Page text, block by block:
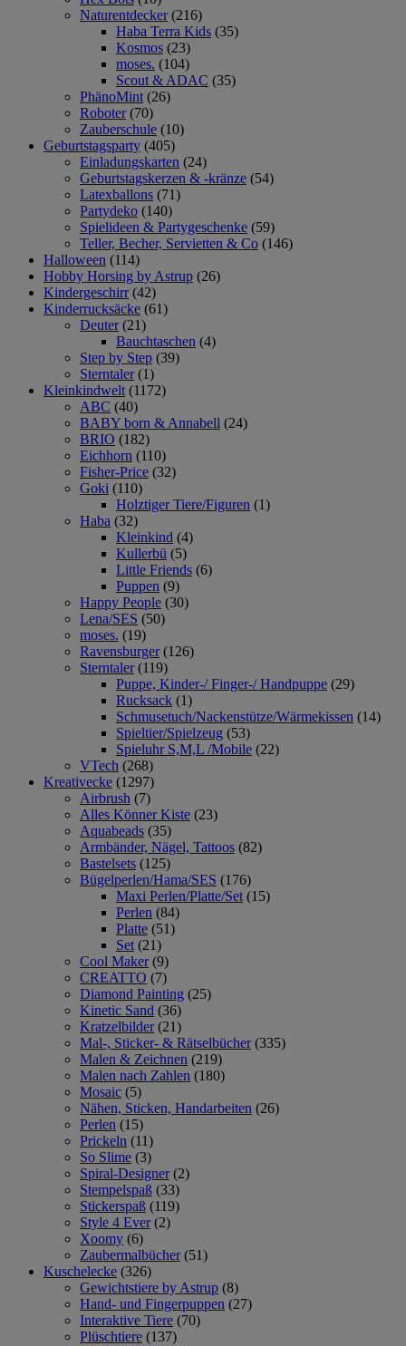
Naturentdecker (216)
Haba Terra Kids (35)
Kosmos (23)
moses. (104)
Scout & ADAC (35)
PhänoMint (26)
Roboter (70)
Zauberschule (10)
Geburtstagsparty (405)
Einladungskarten (24)
Geburtstagskerzen & -kränze (54)
Latexballons (71)
Partydeko (140)
Spielideen & Partygeschenke (59)
Teller, Becher, Servietten & Co (146)
Halloween (114)
Hobby Horsing by Astrup (26)
Kindergeschirr (42)
Kinderrucksäcke (61)
Deuter (21)
Bauchtaschen (4)
Step by Step (39)
Sterntaler (1)
Kleinkindwelt (1172)
ABC (40)
BABY born & Annabell (24)
BRIO (182)
Eichhorn (110)
Fisher-Price (32)
Goki (110)
Holztiger Tiere/Figuren (1)
Haba (32)
Kleinkind (4)
Kullerbü (5)
Little Friends (6)
Puppen (9)
Happy People (30)
Lena/SES (50)
moses. (19)
Ravensburger (126)
Sterntaler (119)
Puppe, Kinder-/ Finger-/ Handpuppe (29)
Rucksack (1)
Schmusetuch/Nackenstütze/Wärmekissen (14)
Spieltier/Spielzeug (53)
Spieluhr S,M,L /Mobile (22)
VTech (268)
Kreativecke (1297)
Airbrush (7)
Alles Könner Kiste (23)
Aquabeads (35)
Armbänder, Nägel, Tattoos (82)
Bastelsets (125)
Bügelperlen/Hama/SES (176)
Maxi Perlen/Platte/Set (15)
Perlen (84)
Platte (51)
Set (21)
Cool Maker (9)
CREATTO (7)
Diamond Painting (25)
Kinetic Sand (36)
Kratzelbilder (21)
Mal-, Sticker- & Rätselbücher (335)
Malen & Zeichnen (219)
Malen nach Zahlen (180)
Mosaic (5)
Nähen, Sticken, Handarbeiten (26)
Perlen (15)
Prickeln (11)
So Slime (3)
Spiral-Designer (2)
Stempelspaß (33)
Stickerspaß (119)
Style 4 Ever (2)
Xoomy (6)
Zaubermalbücher (51)
Kuschelecke (326)
Gewichtstiere by Astrup (8)
Hand- und Fingerpuppen (27)
Interaktive Tiere (70)
Plüschtiere (137)